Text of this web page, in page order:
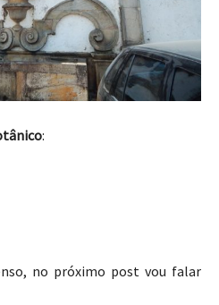
:
no próximo post vou falar